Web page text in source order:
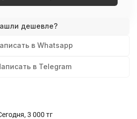
в Whatsapp
в Telegram
3 000 тг